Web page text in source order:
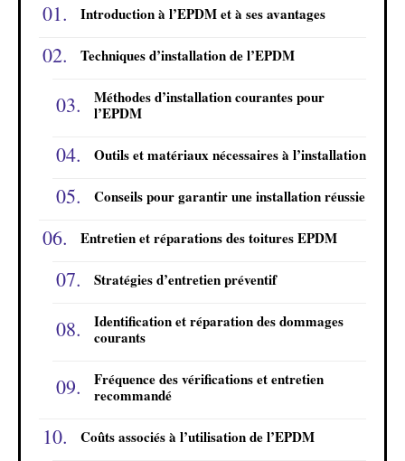
Introduction à l’EPDM et à ses avantages
Techniques d’installation de l’EPDM
Méthodes d’installation courantes pour
l’EPDM
Outils et matériaux nécessaires à l’installation
Conseils pour garantir une installation réussie
Entretien et réparations des toitures EPDM
Stratégies d’entretien préventif
Identification et réparation des dommages
courants
Fréquence des vérifications et entretien
recommandé
Coûts associés à l’utilisation de l’EPDM